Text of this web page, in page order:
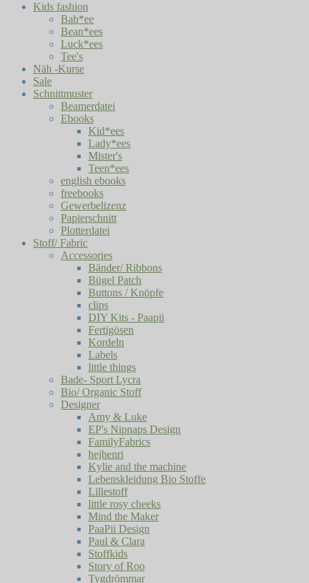
Kids fashion
Bab*ee
Bean*ees
Luck*ees
Tee's
Näh -Kurse
Sale
Schnittmuster
Beamerdatei
Ebooks
Kid*ees
Lady*ees
Mister's
Teen*ees
english ebooks
freebooks
Gewerbelizenz
Papierschnitt
Plotterdatei
Stoff/ Fabric
Accessories
Bänder/ Ribbons
Bügel Patch
Buttons / Knöpfe
clips
DIY Kits - Paapii
Fertigösen
Kordeln
Labels
little things
Bade- Sport Lycra
Bio/ Organic Stoff
Designer
Amy & Luke
EP's Nipnaps Design
FamilyFabrics
hejhenri
Kylie and the machine
Lebenskleidung Bio Stoffe
Lillestoff
little rosy cheeks
Mind the Maker
PaaPii Design
Paul & Clara
Stoffkids
Story of Roo
Tygdrömmar